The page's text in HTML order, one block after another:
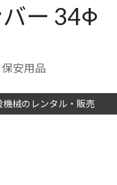
ー 34Φ
安用品
械のレンタル・販売